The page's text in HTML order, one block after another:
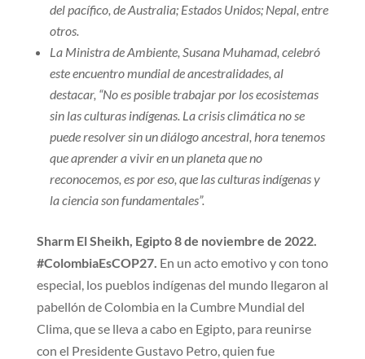
del pacífico, de Australia; Estados Unidos; Nepal, entre
otros.
La Ministra de Ambiente, Susana Muhamad, celebró
este encuentro mundial de ancestralidades, al
destacar, “No es posible trabajar por los ecosistemas
sin las culturas indígenas. La crisis climática no se
puede resolver sin un diálogo ancestral, hora tenemos
que aprender a vivir en un planeta que no
reconocemos, es por eso, que las culturas indígenas y
la ciencia son fundamentales”.
Sharm El Sheikh, Egipto 8 de noviembre de 2022.
#ColombiaEsCOP27. En un acto emotivo y con tono
especial, los pueblos indígenas del mundo llegaron al
pabellón de Colombia en la Cumbre Mundial del
Clima, que se lleva a cabo en Egipto, para reunirse
con el Presidente Gustavo Petro, quien fue